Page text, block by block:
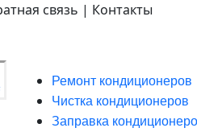
связь | Контакты
Ремонт кондиционеров
Чистка кондиционеров
Заправка